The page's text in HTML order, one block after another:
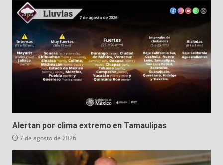
Alertan por clima extremo en Tamaulipas
7 de agosto de 2026